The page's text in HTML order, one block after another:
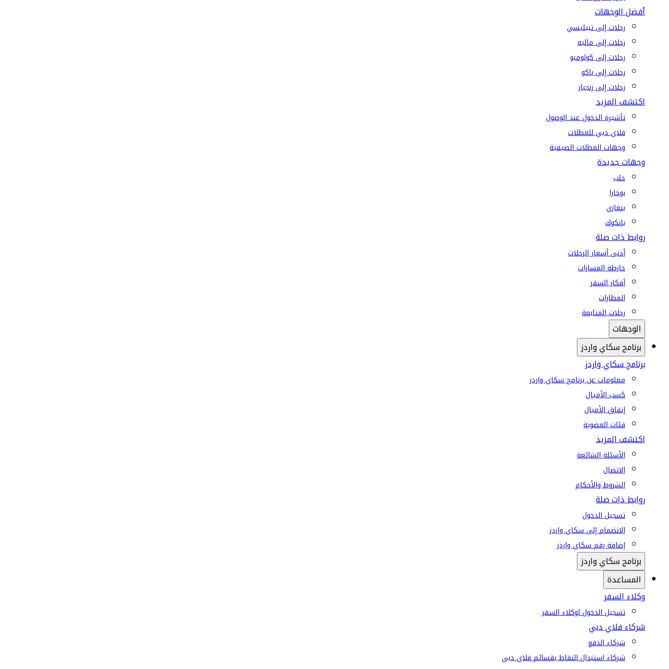
أفضل الوجهات
رحلات إلى تبيليسي
رحلات إلى ماليه
رحلات إلى كولومبو
رحلات إلى باكو
رحلات إلى زنجبار
اكتشف المزيد
تأشيرة الدخول عند الوصول
فلاي دبي للعطلات
وجهات العطلات الصيفية
وجهات جديدة
حلب
بوخارا
بنغازي
بانكوك
روابط ذات صلة
أدنى أسعار الرحلات
خارطة المسارات
أفكار السفر
المطارات
رحلات المتابعة
الوجهات
برنامج سكاي واردز
برنامج سكاي واردز
معلومات عن برنامج سكاي واردز
كسب الأميال
إنفاق الأميال
فئات العضوية
اكتشف المزيد
الأسئلة الشائعة
الاتصال
الشروط والأحكام
روابط ذات صلة
تسجيل الدخول
الانضمام إلى سكاي واردز
إضافة رقم سكاي واردز
برنامج سكاي واردز
المساعدة
وكلاء السفر
تسجيل الدخول لوكلاء السفر
شركاء فلاي دبي
شركاء الدفع
شركاء استبدال النقاط بقسائم فلاي دبي